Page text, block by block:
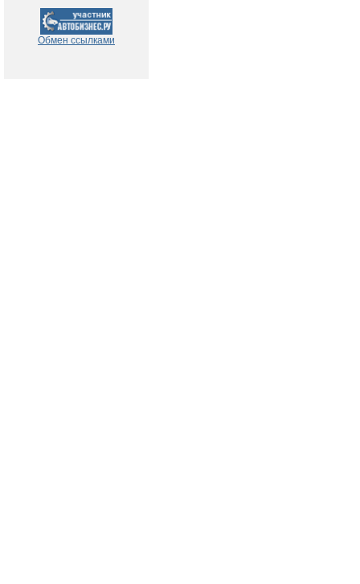
Обмен ссылками